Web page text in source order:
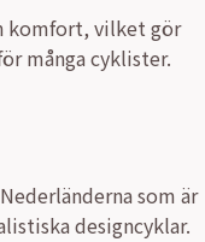
komfort, vilket gör
många cyklister.
som är
designcyklar.